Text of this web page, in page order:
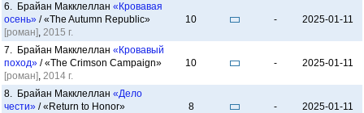
6. Брайан Макклеллан «Кровавая
осень» / «The Autumn Republic»
[роман], 2015 г.
10 - 2025-01-11
7. Брайан Макклеллан «Кровавый
поход» / «The Crimson Campaign»
[роман], 2014 г.
10 - 2025-01-11
8. Брайан Макклеллан «Дело
чести» / «Return to Honor»
8 - 2025-01-11